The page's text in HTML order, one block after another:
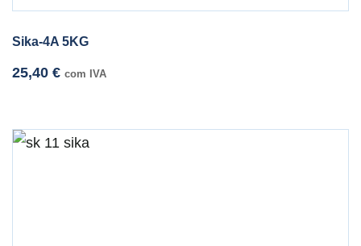
Sika-4A 5KG
25,40 € com IVA